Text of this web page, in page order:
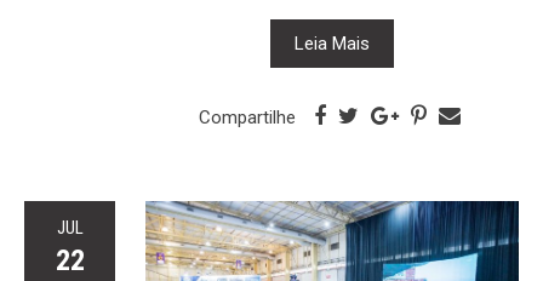
Leia Mais
Compartilhe
JUL
22